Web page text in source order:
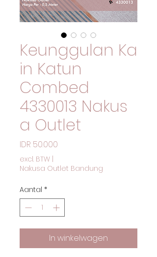
Keunggulan Ka
in Katun
Combed
4330013 Nakus
a Outlet
IDR 50.000
excl. BTW
Nakusa Outlet Bandung
Aantal *
In winkelwagen